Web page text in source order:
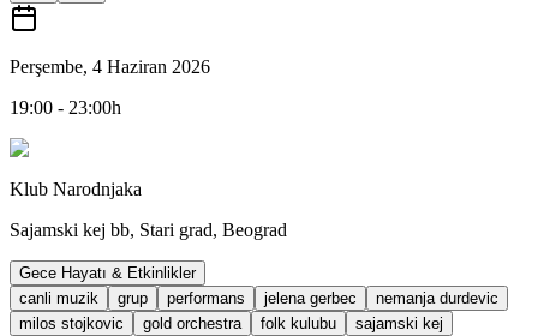
Perşembe, 4 Haziran 2026
19:00 - 23:00h
Klub Narodnjaka
Sajamski kej bb, Stari grad, Beograd
Gece Hayatı & Etkinlikler
canli muzik
grup performans jelena gerbec
nemanja durdevic
milos stojkovic
gold orchestra folk kulubu sajamski kej